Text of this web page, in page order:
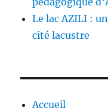
Le lac AZILI :
cité lacustre
Accueil